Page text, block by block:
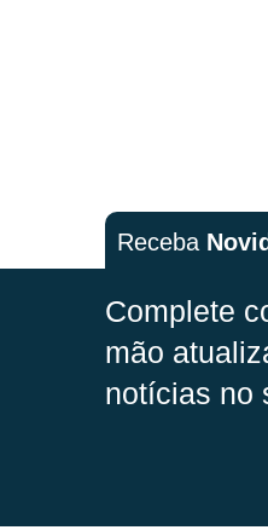
Receba
Complete
mão
notícias no